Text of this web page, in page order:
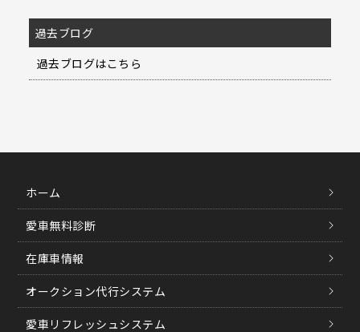
過去ブログ
過去ブログはこちら
ホーム
愛車無料診断
在庫車情報
オークション代行システム
愛車リフレッシュシステム